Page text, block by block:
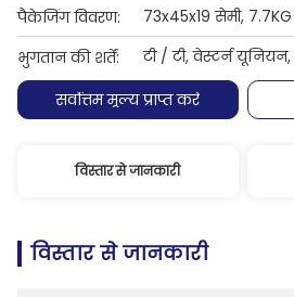
पैकेजिंग विवरण:
73x45x19 सेमी, 7.7KG
भुगतान की शर्तें:
टी / टी, वेस्टर्न
सर्वोत्तम मूल्य प्राप्त करें
विस्तार से जानकारी
विस्तार से जानकारी